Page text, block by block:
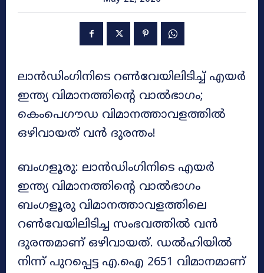
ലാൻഡിംഗിനിടെ റൺവേയിലിടിച്ച് എയർ
ഇന്ത്യ വിമാനത്തിന്റെ വാൽഭാഗം;
കെംപെഗൗഡ വിമാനത്താവളത്തിൽ
ഒഴിവായത് വൻ ദുരന്തം!
ബംഗളൂരു: ലാൻഡിംഗിനിടെ എയർ
ഇന്ത്യ വിമാനത്തിന്റെ വാൽഭാഗം
ബംഗളൂരു വിമാനത്താവളത്തിലെ
റൺവേയിലിടിച്ച സംഭവത്തിൽ വൻ
ദുരന്തമാണ് ഒഴിവായത്. ഡൽഹിയിൽ
നിന്ന് പുറപ്പെട്ട എ.ഐ 2651 വിമാനമാണ്